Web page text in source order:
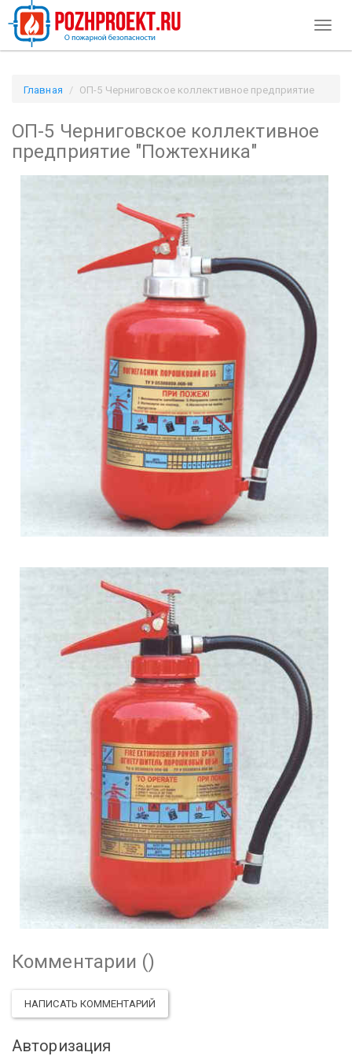
Главная
ОП-5 Черниговское коллективное предприятие
ОП-5 Черниговское коллективное
предприятие "Пожтехника"
Комментарии ()
НАПИСАТЬ КОММЕНТАРИЙ
Авторизация